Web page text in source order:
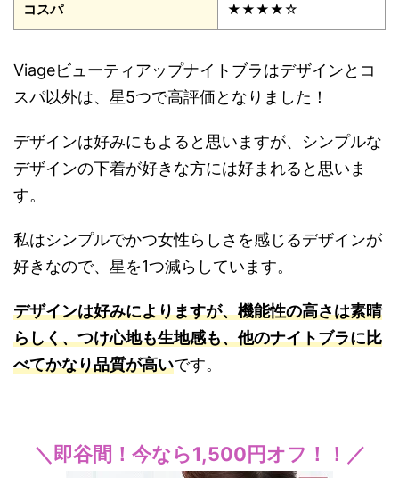
コスパ ★★★★☆
Viageビューティアップナイトブラはデザインとコ
スパ以外は、星5つで高評価となりました！
デザインは好みにもよると思いますが、シンプルな
デザインの下着が好きな方には好まれると思いま
す。
私はシンプルでかつ女性らしさを感じるデザインが
好きなので、星を1つ減らしています。
デザインは好みによりますが、機能性の高さは素晴
らしく、つけ心地も生地感も、他のナイトブラに比
べてかなり品質が高いです。
＼即谷間！今なら1,500円オフ！！／